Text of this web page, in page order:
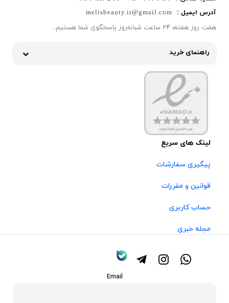
آدرس ایمیل :
melisbeauty.ir@gmail.com
هفت روز هفته، ۲۴ ساعت شبانه‌روز پاسخگوی شما هستیم.
راهنمای خرید
لینک های سریع
پیگیری سفارشات
قوانین و مقررات
حساب کاربری
مجله خبری
Email